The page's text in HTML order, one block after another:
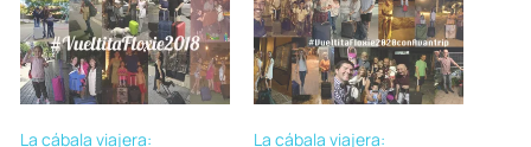
La cábala viajera:
La cábala viajera: